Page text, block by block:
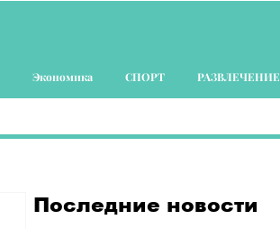
Экономика СПОРТ РАЗВЛЕЧЕНИЕ
Последние новости